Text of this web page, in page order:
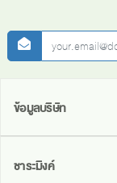
newsletter
ข้อมูลบริษัท
ชาระมิงค์